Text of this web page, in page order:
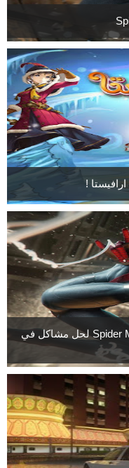
!
تحديث جديد للعبة Spider Man Miles Morales لحل مشاكل في